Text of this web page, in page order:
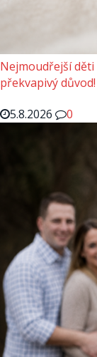
Nejmoudřejší
překvapivý důvod!
5.8.2026
0